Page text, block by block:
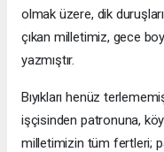
olmak üzere, dik
çıkan milletimiz, gece
yazmıştır.
Bıyıkları henüz
işçisinden patronuna,
milletimizin tüm fertleri;